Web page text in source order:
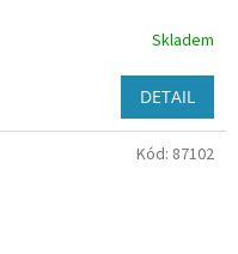
Skladem
DETAIL
Kód: 87102